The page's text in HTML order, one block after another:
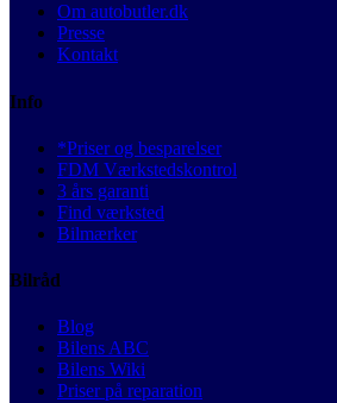
Om autobutler.dk
Presse
Kontakt
Info
*Priser og besparelser
FDM Værkstedskontrol
3 års garanti
Find værksted
Bilmærker
Bilråd
Blog
Bilens ABC
Bilens Wiki
Priser på reparation